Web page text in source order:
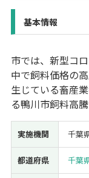
宿泊･旅館業
そ
使い道
経営改善・経営強
人材採用・雇用
起業・創業
事
環境・省エネ
基本情報
市では、新型コ
中で飼料価格の
生じている畜産
る鴨川市飼料高
実施機関 千葉
都道府県 千葉